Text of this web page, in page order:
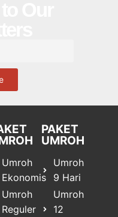
Umroh
Ekonomis
Umroh
Reguler
PAKET
UMROH
Umroh
9 Hari
Umroh
12